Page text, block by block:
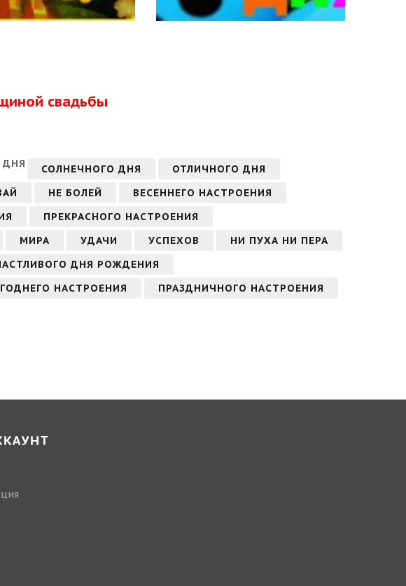
свадьбы
ДНЯ СОЛНЕЧНОГО ДНЯ
ОТЛИЧНОГО ДНЯ
НЕ БОЛЕЙ
ВЕСЕННЕГО НАСТРОЕНИЯ
ПРЕКРАСНОГО НАСТРОЕНИЯ
МИРА УДАЧИ УСПЕХОВ
НИ ПУХА НИ ПЕРА
ДНЯ РОЖДЕНИЯ
НАСТРОЕНИЯ
ПРАЗДНИЧНОГО НАСТРОЕНИЯ